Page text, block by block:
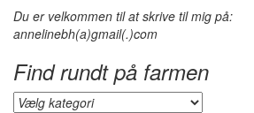
Du er velkommen til at skrive til mig på:
annelinebh(a)gmail(.)com
Find rundt på farmen
Find